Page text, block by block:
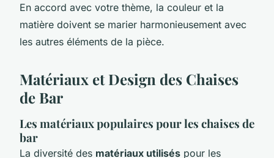
En accord avec votre thème, la couleur et la
matière doivent se marier harmonieusement avec
les autres éléments de la pièce.
Matériaux et Design des Chaises
de Bar
Les matériaux populaires pour les chaises de
bar
La diversité des matériaux utilisés pour les